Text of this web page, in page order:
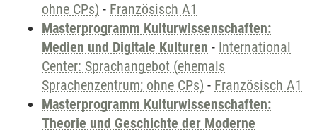
ohne CPs) - Französisch A1
Masterprogramm Kulturwissenschaften:
Medien und Digitale Kulturen - International
Center: Sprachangebot (ehemals
Sprachenzentrum; ohne CPs) - Französisch A1
Masterprogramm Kulturwissenschaften:
Theorie und Geschichte der Moderne